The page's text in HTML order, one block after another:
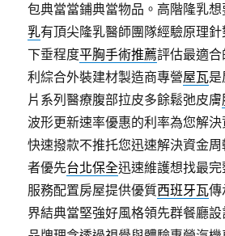
包典當當鋪典當物品。高階隆乳
乳有頂尖隆乳醫師團隊經驗原理
下垂程度平胸手術推薦評估最適
利綜合外裝建材製造商專營屋瓦
片系列醫療腹部拉皮多餘鬆弛皮膚
波形更新速率優惠的利率為您解
快速撥款不推托您迅速解決資金
者優先台北保全迅速維護想找最
服務配置房屋提供優質西班牙瓦傳
界結典當堅強好風格領先群餐廳設